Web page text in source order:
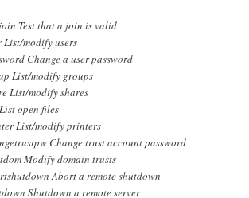
Test that a join is valid
List/modify users
Change a user password
List/modify groups
List/modify shares
open files
List/modify printers
Change trust account password
Modify domain trusts
Abort a remote shutdown
Shutdown a remote server